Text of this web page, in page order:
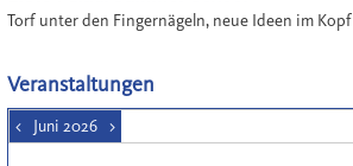
Torf unter den Fingernägeln, neue Ideen im Kopf
Veranstaltungen
< Juni 2026 >